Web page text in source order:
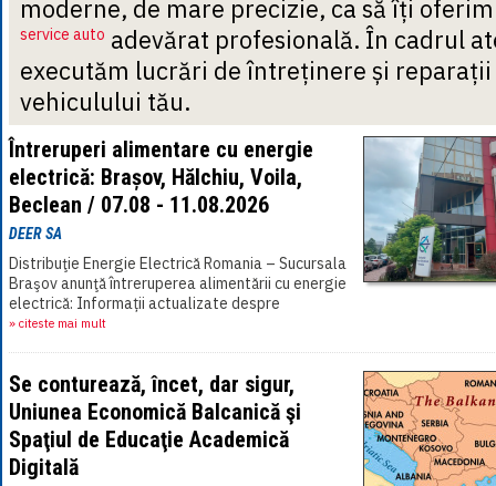
moderne, de mare precizie, ca să îți
adevărat profesională. În cadrul
service auto
executăm lucrări de întreținere și reparații
vehiculului tău.
Întreruperi alimentare cu energie
electrică: Brașov, Hălchiu, Voila,
Beclean / 07.08 - 11.08.2026
DEER SA
Distribuţie Energie Electrică Romania – Sucursala
Braşov anunţă întreruperea alimentării cu energie
electrică: Informații actualizate despre
întreruperile planificate[...]
» citeste mai mult
Se conturează, încet, dar sigur,
Uniunea Economică Balcanică şi
Spaţiul de Educaţie Academică
Digitală